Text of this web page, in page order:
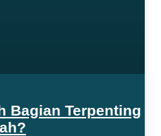
Bagian Terpenting